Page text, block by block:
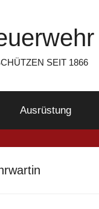
SEIT 1866
Ausrüstung